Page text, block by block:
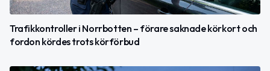
Trafikkontroller i Norrbotten – förare saknade körkort och
fordon kördes trots körförbud